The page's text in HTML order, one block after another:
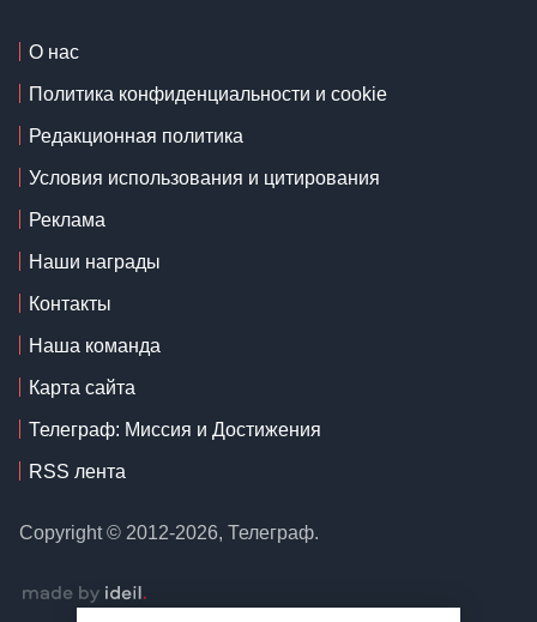
О нас
Политика конфиденциальности и cookie
Редакционная политика
Условия использования и цитирования
Реклама
Наши награды
Контакты
Наша команда
Карта сайта
Телеграф: Миссия и Достижения
RSS лента
Copyright © 2012-2026, Телеграф.